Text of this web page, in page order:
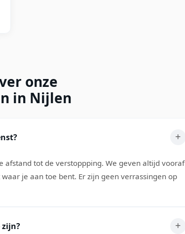
onze
in Nijlen
afstand tot de verstoppping. We geven altijd vooraf
je aan toe bent. Er zijn geen verrassingen op